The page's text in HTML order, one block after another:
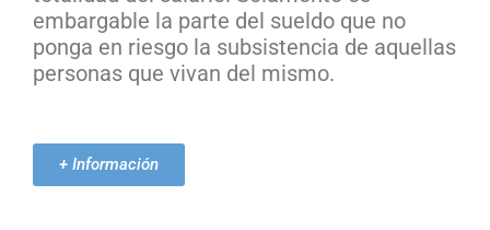
embargable la parte del sueldo que no
ponga en riesgo la subsistencia de aquellas
personas que vivan del mismo.
+ Información